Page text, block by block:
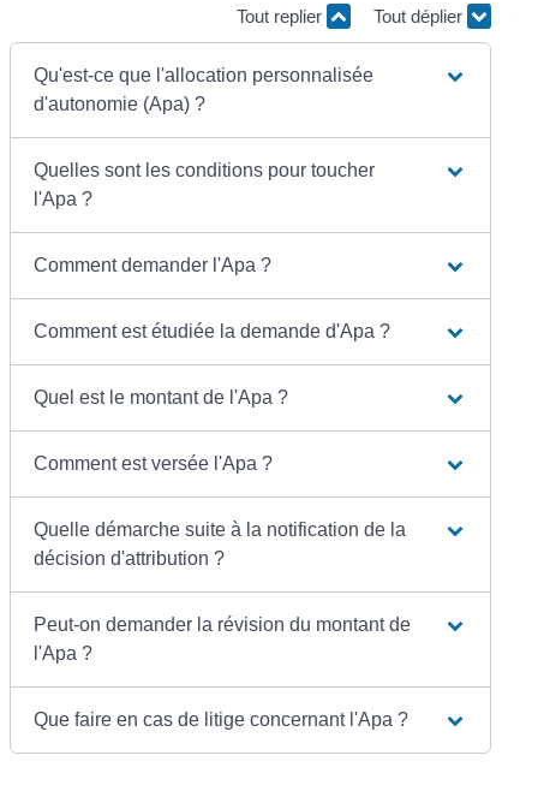
Tout replier Tout déplier
Qu'est-ce que l'allocation personnalisée
d'autonomie (Apa) ?
Quelles sont les conditions pour toucher
l'Apa ?
Comment demander l'Apa ?
Comment est étudiée la demande d'Apa ?
Quel est le montant de l'Apa ?
Comment est versée l'Apa ?
Quelle démarche suite à la notification de la
décision d'attribution ?
Peut-on demander la révision du montant de
l'Apa ?
Que faire en cas de litige concernant l'Apa ?